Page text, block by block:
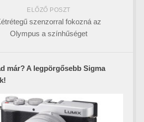
ELŐZŐ POSZT
szenzorral fokozná az
Olympus a színhűséget
már? A legpörgősebb Sigma